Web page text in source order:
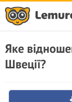
Яке
Швеції?